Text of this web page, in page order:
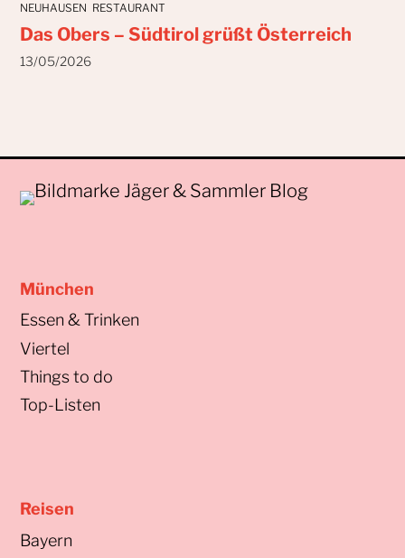
NEUHAUSEN RESTAURANT
Das Obers – Südtirol grüßt Österreich
13/05/2026
München
Essen & Trinken
Viertel
Things to do
Top-Listen
Reisen
Bayern